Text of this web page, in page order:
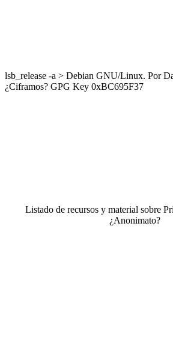
lsb_release -a > Debian GNU/Linux. Por
¿Ciframos? GPG Key 0xBC695F37
Listado de recursos y material sobre
¿Anonimato?